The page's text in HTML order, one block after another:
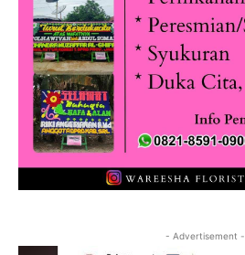
- Advertisement -